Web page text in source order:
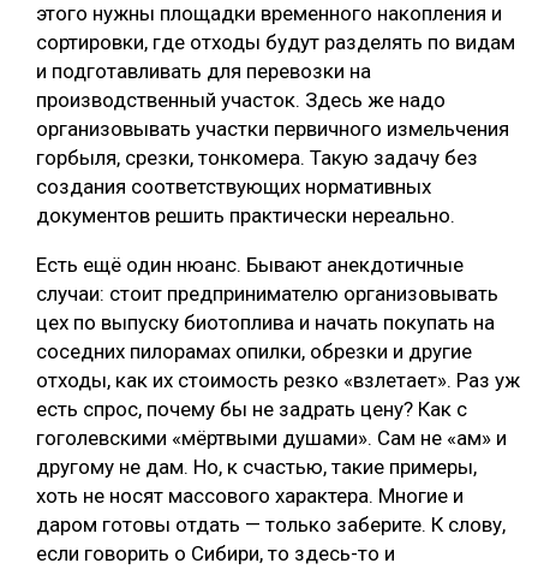
этого нужны площадки временного накопления и
сортировки, где отходы будут разделять по видам
и подготавливать для перевозки на
производственный участок. Здесь же надо
организовывать участки первичного измельчения
горбыля, срезки, тонкомера. Такую задачу без
создания соответствующих нормативных
документов решить практически нереально.
Есть ещё один нюанс. Бывают анекдотичные
случаи: стоит предпринимателю организовывать
цех по выпуску биотоплива и начать покупать на
соседних пилорамах опилки, обрезки и другие
отходы, как их стоимость резко «взлетает». Раз уж
есть спрос, почему бы не задрать цену? Как с
гоголевскими «мёртвыми душами». Сам не «ам» и
другому не дам. Но, к счастью, такие примеры,
хоть не носят массового характера. Многие и
даром готовы отдать — только заберите. К слову,
если говорить о Сибири, то здесь-то и